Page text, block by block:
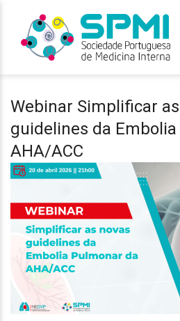
Webinar Simplificar
guidelines da
AHA/ACC